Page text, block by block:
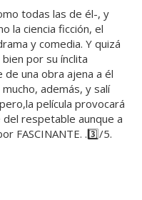
todas las de él-, y
la ciencia ficción, el
y comedia. Y quizá
por su ínclita
una obra ajena a él
además, y salí
película provocará
respetable aunque a
FASCINANTE. .3️⃣/5.